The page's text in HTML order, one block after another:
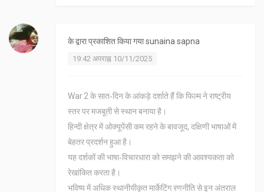
के द्वारा प्रकाशित किया गयाsunaina sapna
19:42 अपराह्न 10/11/2025
War 2 के सात‑दिन के आंकड़े दर्शाते हैं कि फिल्म ने राष्ट्रीय
स्तर पर मजबूती से स्थान बनाया है।
हिन्दी क्षेत्र में ओक्यूपेंसी कम रहने के बावजूद, दक्षिणी भाषाओं में
बेहतर प्रदर्शन हुआ है।
यह दर्शकों की भाषा‑विचारधारा को समझने की आवश्यकता को
रेखांकित करता है।
भविष्य में अधिक स्थानीयीकृत मार्केटिंग रणनीति से इन अंतराल